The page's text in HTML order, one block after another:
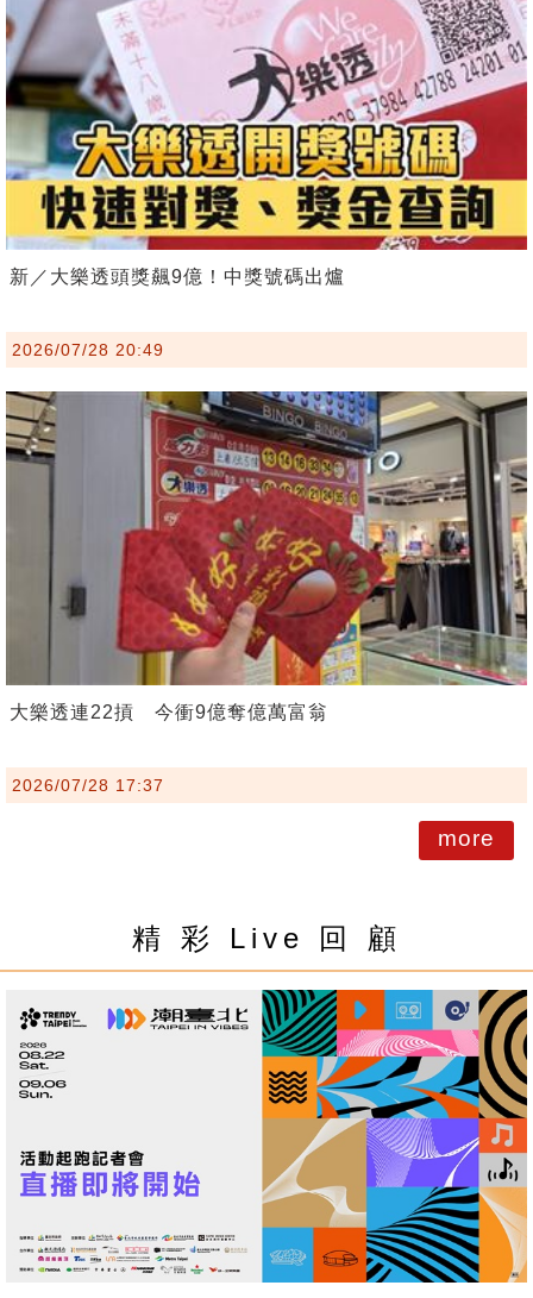
新／大樂透頭獎飆9億！中獎號碼出爐
2026/07/28 20:49
大樂透連22摃 今衝9億奪億萬富翁
2026/07/28 17:37
more
精 彩 Live 回 顧